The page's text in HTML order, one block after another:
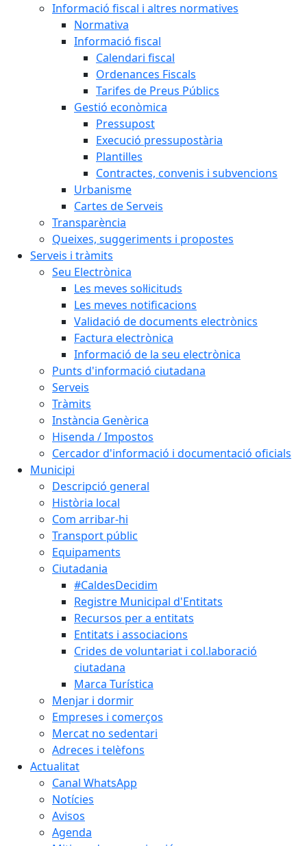
Informació fiscal i altres normatives
Normativa
Informació fiscal
Calendari fiscal
Ordenances Fiscals
Tarifes de Preus Públics
Gestió econòmica
Pressupost
Execució pressupostària
Plantilles
Contractes, convenis i subvencions
Urbanisme
Cartes de Serveis
Transparència
Queixes, suggeriments i propostes
Serveis i tràmits
Seu Electrònica
Les meves sol·licituds
Les meves notificacions
Validació de documents electrònics
Factura electrònica
Informació de la seu electrònica
Punts d'informació ciutadana
Serveis
Tràmits
Instància Genèrica
Hisenda / Impostos
Cercador d'informació i documentació oficials
Municipi
Descripció general
Història local
Com arribar-hi
Transport públic
Equipaments
Ciutadania
#CaldesDecidim
Registre Municipal d'Entitats
Recursos per a entitats
Entitats i associacions
Crides de voluntariat i col.laboració
ciutadana
Marca Turística
Menjar i dormir
Empreses i comerços
Mercat no sedentari
Adreces i telèfons
Actualitat
Canal WhatsApp
Notícies
Avisos
Agenda